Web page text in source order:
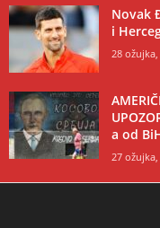
Novak
i
28 ožujka,
a od
27 ožujka,